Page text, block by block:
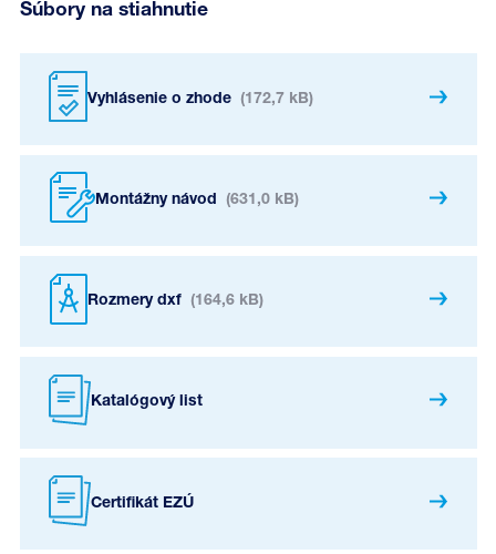
Súbory na stiahnutie
Vyhlásenie o zhode (172,7 kB)
Montážny návod (631,0 kB)
Rozmery dxf (164,6 kB)
Katalógový list
Certifikát EZÚ